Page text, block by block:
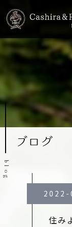
ブログ
b
l
o
g
2022-
住み